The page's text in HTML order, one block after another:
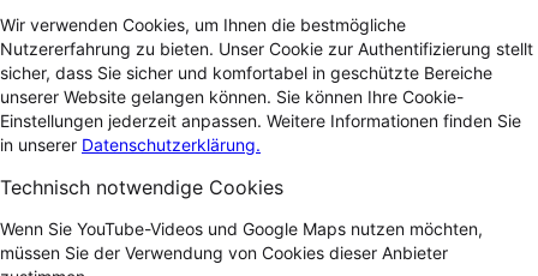
Wir verwenden Cookies, um Ihnen die bestmögliche
Nutzererfahrung zu bieten. Unser Cookie zur Authentifizierung stellt
sicher, dass Sie sicher und komfortabel in geschützte Bereiche
unserer Website gelangen können. Sie können Ihre Cookie-
Einstellungen jederzeit anpassen. Weitere Informationen finden Sie
in unserer Datenschutzerklärung.
Technisch notwendige Cookies
Wenn Sie YouTube-Videos und Google Maps nutzen möchten,
müssen Sie der Verwendung von Cookies dieser Anbieter